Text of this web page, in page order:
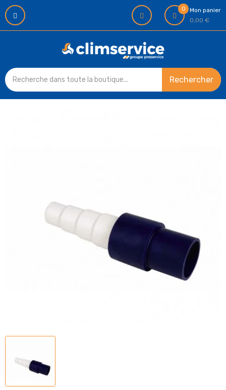
0
Mon panier
0,00 €
Rechercher